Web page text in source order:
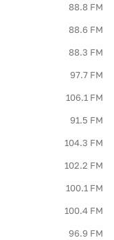
88.8 FM
88.6 FM
88.3 FM
97.7 FM
106.1 FM
91.5 FM
104.3 FM
102.2 FM
100.1 FM
100.4 FM
96.9 FM